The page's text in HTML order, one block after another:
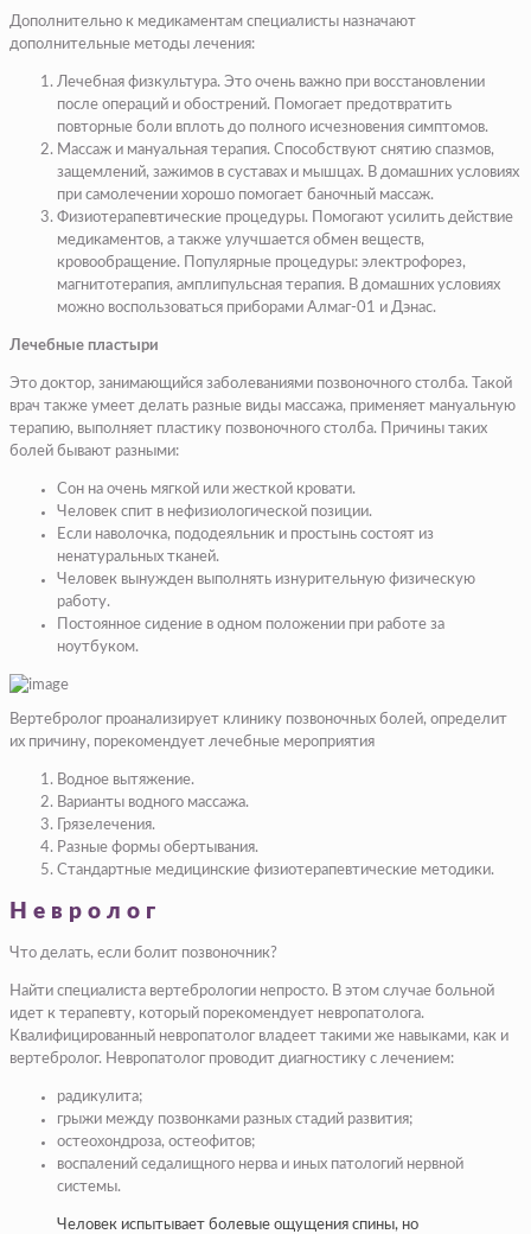
Дополнительно к медикаментам специалисты назначают
дополнительные методы лечения:
Лечебная физкультура. Это очень важно при восстановлении
после операций и обострений. Помогает предотвратить
повторные боли вплоть до полного исчезновения симптомов.
Массаж и мануальная терапия. Способствуют снятию спазмов,
защемлений, зажимов в суставах и мышцах. В домашних условиях
при самолечении хорошо помогает баночный массаж.
Физиотерапевтические процедуры. Помогают усилить действие
медикаментов, а также улучшается обмен веществ,
кровообращение. Популярные процедуры: электрофорез,
магнитотерапия, амплипульсная терапия. В домашних условиях
можно воспользоваться приборами Алмаг-01 и Дэнас.
Лечебные пластыри
Это доктор, занимающийся заболеваниями позвоночного столба. Такой
врач также умеет делать разные виды массажа, применяет мануальную
терапию, выполняет пластику позвоночного столба. Причины таких
болей бывают разными:
Сон на очень мягкой или жесткой кровати.
Человек спит в нефизиологической позиции.
Если наволочка, пододеяльник и простынь состоят из
ненатуральных тканей.
Человек вынужден выполнять изнурительную физическую
работу.
Постоянное сидение в одном положении при работе за
ноутбуком.
Вертебролог проанализирует клинику позвоночных болей, определит
их причину, порекомендует лечебные мероприятия
Водное вытяжение.
Варианты водного массажа.
Грязелечения.
Разные формы обертывания.
Стандартные медицинские физиотерапевтические методики.
Невролог
Что делать, если болит позвоночник?
Найти специалиста вертебрологии непросто. В этом случае больной
идет к терапевту, который порекомендует невропатолога.
Квалифицированный невропатолог владеет такими же навыками, как и
вертебролог. Невропатолог проводит диагностику с лечением:
радикулита;
грыжи между позвонками разных стадий развития;
остеохондроза, остеофитов;
воспалений седалищного нерва и иных патологий нервной
системы.
Человек испытывает болевые ощущения спины, но